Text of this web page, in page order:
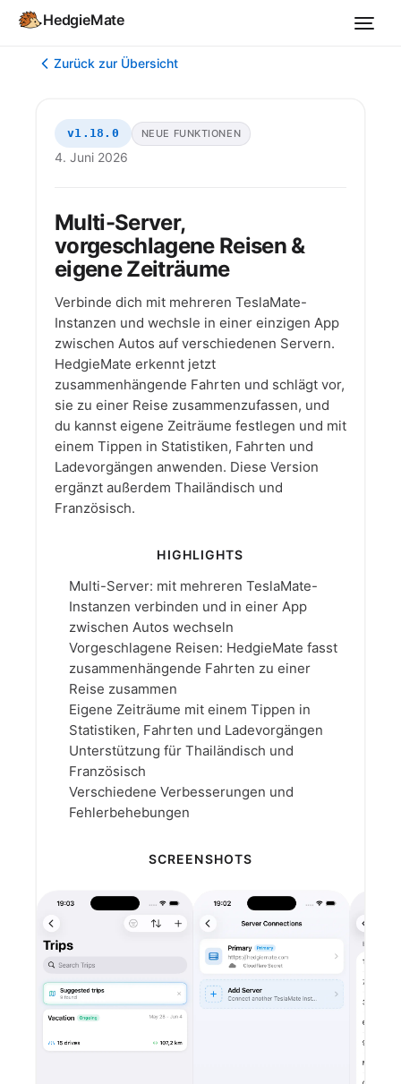
HedgieMate
Zurück zur Übersicht
v1.18.0 NEUE FUNKTIONEN
4. Juni 2026
Multi-Server,
vorgeschlagene Reisen &
eigene Zeiträume
Verbinde dich mit mehreren TeslaMate-
Instanzen und wechsle in einer einzigen App
zwischen Autos auf verschiedenen Servern.
HedgieMate erkennt jetzt
zusammenhängende Fahrten und schlägt vor,
sie zu einer Reise zusammenzufassen, und
du kannst eigene Zeiträume festlegen und mit
einem Tippen in Statistiken, Fahrten und
Ladevorgängen anwenden. Diese Version
ergänzt außerdem Thailändisch und
Französisch.
HIGHLIGHTS
Multi-Server: mit mehreren TeslaMate-
Instanzen verbinden und in einer App
zwischen Autos wechseln
Vorgeschlagene Reisen: HedgieMate fasst
zusammenhängende Fahrten zu einer
Reise zusammen
Eigene Zeiträume mit einem Tippen in
Statistiken, Fahrten und Ladevorgängen
Unterstützung für Thailändisch und
Französisch
Verschiedene Verbesserungen und
Fehlerbehebungen
SCREENSHOTS